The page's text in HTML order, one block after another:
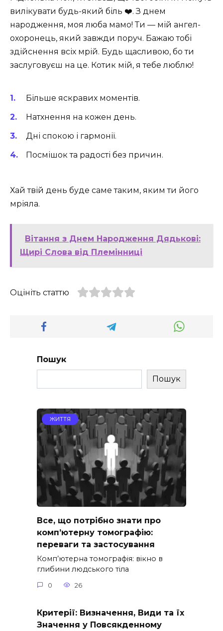
вилікувати будь-який біль ❤️. З днем
народження, моя люба мамо! Ти — мій ангел-
охоронець, який завжди поруч. Бажаю тобі
здійснення всіх мрій. Будь щасливою, бо ти
заслуговуєш на це. Котик мій, я тебе люблю!
Більше яскравих моментів.
Натхнення на кожен день.
Дні спокою і гармонії.
Посмішок та радості без причин.
Хай твій день буде саме таким, яким ти його
мріяла.
Вітання з Днем Народження Дядькові:
Щирі Слова від Племінниці
Оцініть статтю
Пошук
Пошук
ЖИТТЯ
Все, що потрібно знати про
комп’ютерну томографію:
переваги та застосування
Комп’ютерна томографія: вікно в
глибини людського тіла
0 26
Критерії: Визначення, Види та їх
Значення у Повсякденному